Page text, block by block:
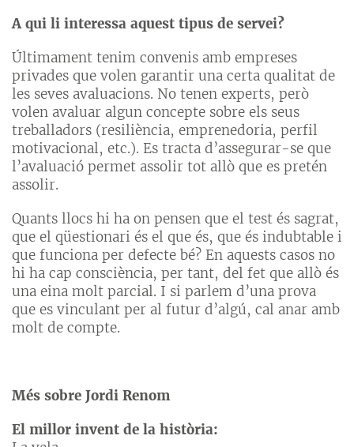
A qui li interessa aquest tipus de servei?
Últimament tenim convenis amb empreses
privades que volen garantir una certa qualitat de
les seves avaluacions. No tenen experts, però
volen avaluar algun concepte sobre els seus
treballadors (resiliència, emprenedoria, perfil
motivacional, etc.). Es tracta d’assegurar-se que
l’avaluació permet assolir tot allò que es pretén
assolir.
Quants llocs hi ha on pensen que el test és sagrat,
que el qüestionari és el que és, que és indubtable i
que funciona per defecte bé? En aquests casos no
hi ha cap consciència, per tant, del fet que allò és
una eina molt parcial. I si parlem d’una prova
que es vinculant per al futur d’algú, cal anar amb
molt de compte.
Més sobre Jordi Renom
El millor invent de la història: